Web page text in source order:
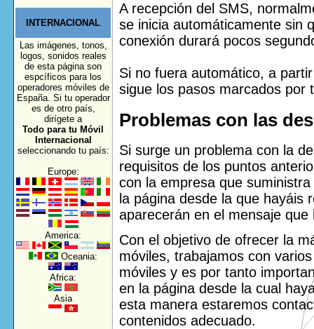
INTERNACIONAL
Las imágenes, tonos,
logos, sonidos reales
de esta página son
espcíficos para los
operadores móviles de
España. Si tu operador
es de otro país,
dirígete a
Todo para tu Móvil
Internacional
seleccionando tu país:
Europe:
America:
Oceania:
Africa:
Asia
A recepción del SMS,
se inicia automáticamente sin
conexión durará pocos
Si no fuera automático, a
sigue los pasos marcados por
Problemas con las
Si surge un problema con la
requisitos de los puntos
con la empresa que
la página desde la que hayáis
aparecerán en el mensaje
Con el objetivo de ofrecer la
móviles, trabajamos con
móviles y es por tanto
en la página desde la cual
esta manera estaremos
contenidos adecuado.